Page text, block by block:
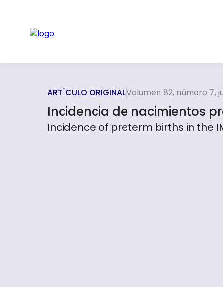
ARTÍCULO ORIGINALVolumen 82, número 7,
Incidencia de nacimientos
Incidence of preterm births in the